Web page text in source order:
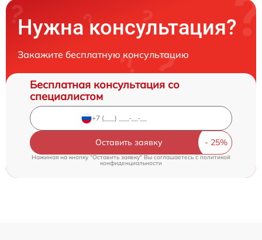
Нужна консультация?
Закажите бесплатную консультацию
Бесплатная консультация со
специалистом
Оставить заявку
Нажимая на кнопку "Оставить заявку" Вы соглашаетесь cполитикой
конфиденциальности